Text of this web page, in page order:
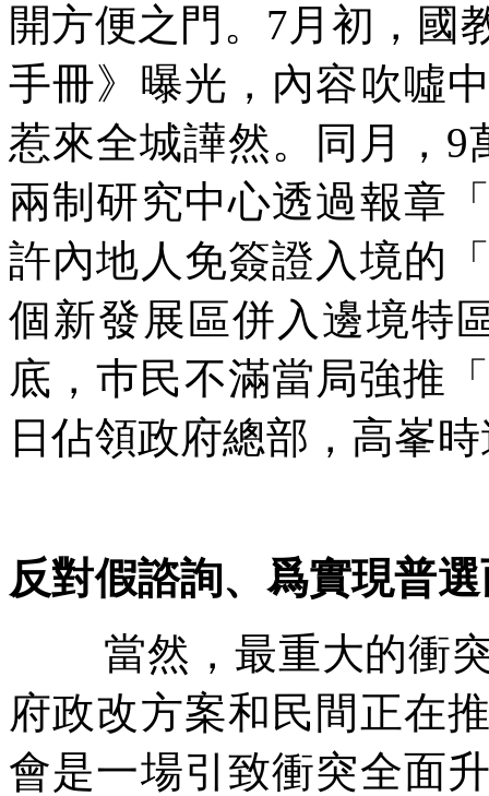
開方便之門。 7月初，國
手冊》曝光，內容吹噓
惹來全城譁然。同月， 9
兩制研究中心透過報章
許內地人免簽證入境的
個新發展區併入邊境特
底，巿民不滿當局強推
日佔領政府總部，高峯
反對假諮詢、爲實現普
當然，最重大的衝
府政改方案和民間正在
會是一場引致衝突全面